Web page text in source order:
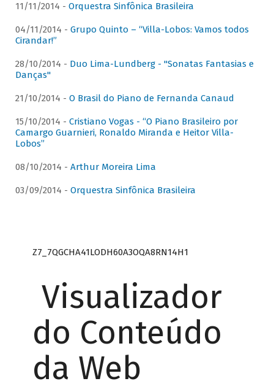
11/11/2014 - Orquestra Sinfônica Brasileira
04/11/2014 - Grupo Quinto – “Villa-Lobos: Vamos todos
Cirandar!”
28/10/2014 - Duo Lima-Lundberg - "Sonatas Fantasias e
Danças"
21/10/2014 - O Brasil do Piano de Fernanda Canaud
15/10/2014 - Cristiano Vogas - “O Piano Brasileiro por
Camargo Guarnieri, Ronaldo Miranda e Heitor Villa-
Lobos”
08/10/2014 - Arthur Moreira Lima
03/09/2014 - Orquestra Sinfônica Brasileira
Z7_7QGCHA41LODH60A3OQA8RN14H1
Visualizador
do Conteúdo
da Web